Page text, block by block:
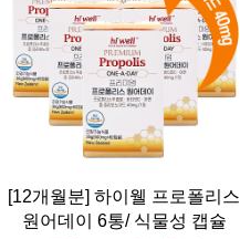
[12개월분] 하이웰 프로폴리스
원어데이 6통/ 식물성 캡슐